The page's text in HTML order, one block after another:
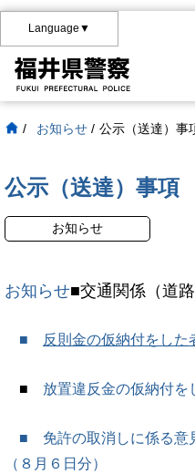
Language▼
/ お知らせ / 公示（送達）事
公示（送達）事項
お知らせ
お知らせ■交通関係（道
■ 反則金の仮納付をした
■ 放置違反金の仮納付を
■ 免許の取消しに係る意
（８月６日分）